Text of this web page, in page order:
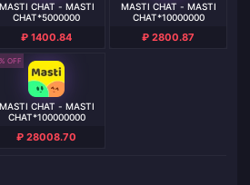
MASTI CHAT - MASTI
CHAT*5000000
₽ 1400.84
MASTI CHAT - MASTI
CHAT*10000000
₽ 2800.87
OFF
MASTI CHAT - MASTI
CHAT*100000000
₽ 28008.70